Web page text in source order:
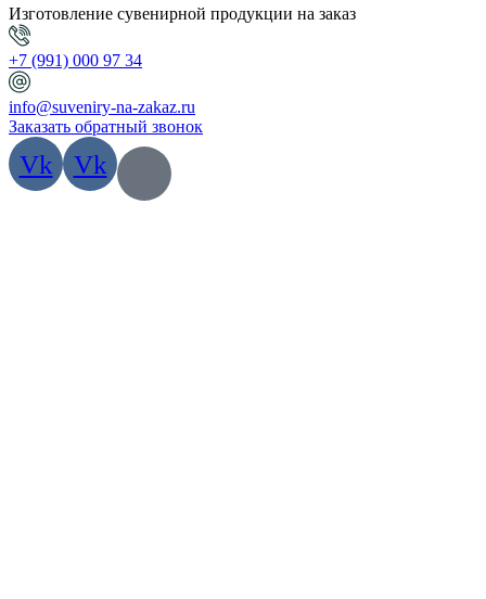
Изготовление сувенирной продукции на заказ
+7 (991) 000 97 34
info@suveniry-na-zakaz.ru
Заказать обратный звонок
Vk Vk